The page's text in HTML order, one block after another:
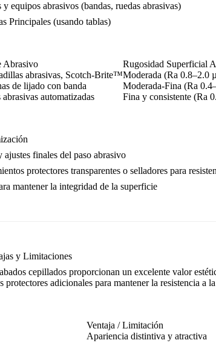
y equipos abrasivos (bandas, ruedas abrasivas)
Principales (usando tablas)
Abrasivo Rugosidad Superficial
abrasivas, Scotch-Brite™Moderada (Ra 0.8–2.0
de lijado con banda Moderada-Fina (Ra
abrasivas automatizadas Fina y consistente (Ra
finales del paso abrasivo
protectores transparentes o selladores para
mantener la integridad de la superficie
y Limitaciones
cepillados proporcionan un excelente valor
protectores adicionales para mantener la resistencia
Ventaja / Limitación
Apariencia distintiva y atractiva